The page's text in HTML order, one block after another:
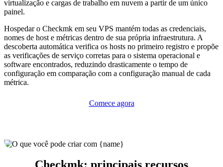
virtualização e cargas de trabalho em nuvem a partir de um único
painel.
Hospedar o Checkmk em seu VPS mantém todas as credenciais,
nomes de host e métricas dentro de sua própria infraestrutura. A
descoberta automática verifica os hosts no primeiro registro e propõe
as verificações de serviço corretas para o sistema operacional e
software encontrados, reduzindo drasticamente o tempo de
configuração em comparação com a configuração manual de cada
métrica.
Comece agora